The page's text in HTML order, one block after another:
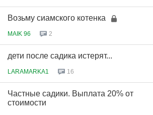
Возьму сиамского котенка
MAIK 96 2
дети после садика истерят...
LARAMARKA1 16
Частные садики. Выплата 20% от
стоимости